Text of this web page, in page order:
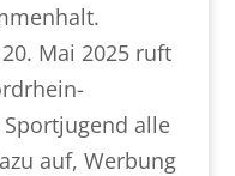
Mai 2025 ruft
alle
auf, Werbung